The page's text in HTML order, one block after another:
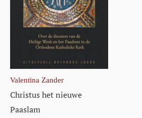
Valentina Zander
Christus het nieuwe
Paaslam
optie
gekozen
worden
de
productpagina